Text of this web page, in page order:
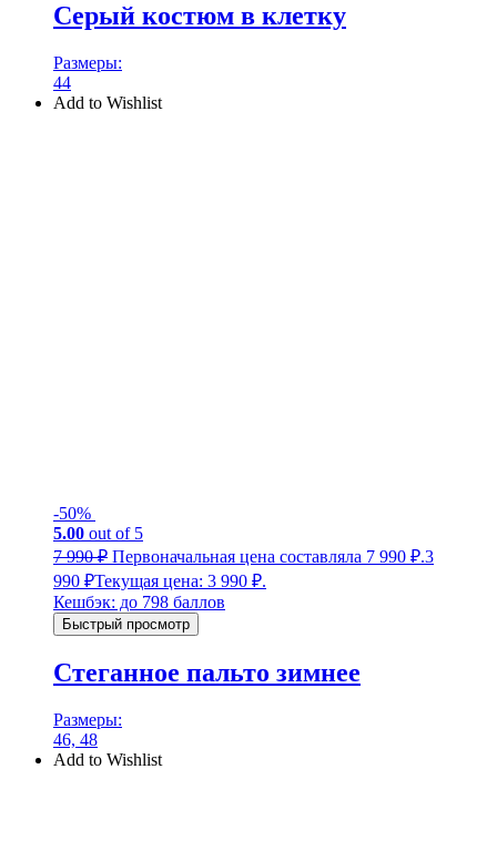
Серый костюм в клетку
Размеры:
44
Add to Wishlist
-50%
5.00 out of 5
7 990₽ Первоначальная цена составляла 7 990 ₽.3
990 ₽Текущая цена: 3 990 ₽.
Кешбэк: до 798 баллов
Быстрый просмотр
Стеганное пальто зимнее
Размеры:
46, 48
Add to Wishlist